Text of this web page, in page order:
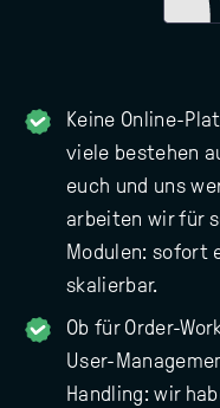
Keine Online-
viele bestehen
euch und uns
arbeiten wir für
Modulen: sofort
skalierbar.
Ob für Order-
User-
Handling: wir